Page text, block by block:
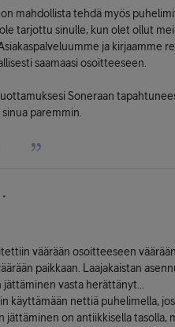
mahdollista tehdä myös
tarjottu sinulle, kun olet ollut
ja kirjaamme
saamaasi osoitteeseen.
Soneraan
paremmin.
väärään osoitteeseen
paikkaan. Laajakaistan
vasta herättänyt...
käyttämään nettiä puhelimella,
jättäminen on antiikkisella